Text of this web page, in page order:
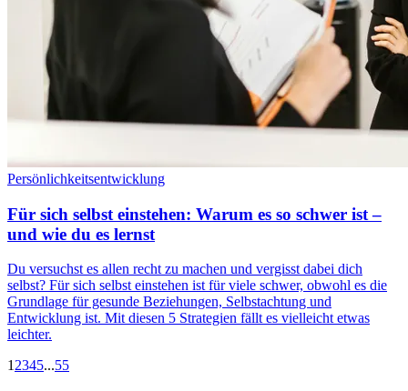
Persönlichkeitsentwicklung
Für sich selbst einstehen: Warum es so schwer ist –
und wie du es lernst
Du versuchst es allen recht zu machen und vergisst dabei dich
selbst? Für sich selbst einstehen ist für viele schwer, obwohl es die
Grundlage für gesunde Beziehungen, Selbstachtung und
Entwicklung ist. Mit diesen 5 Strategien fällt es vielleicht etwas
leichter.
1 2345...55